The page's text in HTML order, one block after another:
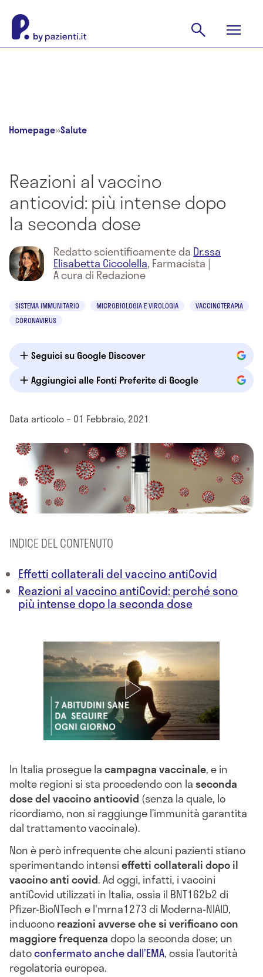
Homepage»Salute
Reazioni al vaccino
anticovid: più intense dopo
la seconda dose
Redatto scientificamente da Dr.ssa
Elisabetta Ciccolella, Farmacista |
A cura di Redazione
SISTEMA IMMUNITARIO MICROBIOLOGIA E VIROLOGIA
VACCINOTERAPIA
CORONAVIRUS
Seguici su Google Discover
Aggiungici alle Fonti Preferite di Google
Data articolo – 01 Febbraio, 2021
INDICE DEL CONTENUTO
Effetti collaterali del vaccino antiCovid
Reazioni al vaccino antiCovid: perché sono
più intense dopo la seconda dose
In Italia prosegue lacampagna vaccinale, e in
molte regioni si sta procedendo con laseconda
dose del vaccino anticovid (senza la quale, lo
ricordiamo, non si raggiunge l’immunità garantita
dal trattamento vaccinale).
Non è però infrequente che alcuni pazienti stiano
sperimentando intensieffetti collaterali dopo il
vaccino anti covid.Ad oggi, infatti, i vaccini
antiCovid utilizzati in Italia, ossia il BNT162b2 di
Pfizer-BioNTech e l'mrna1273 di Moderna-NIAID,
induconoreazioni avverse che si verificano con
maggiore frequenzadopo la seconda dose; un
datoconfermato anche dall’EMA, ossia l’autorità
regolatoria europea.